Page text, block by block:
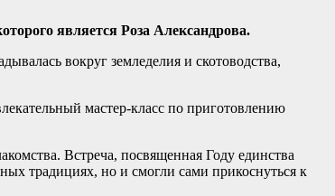
является Роза Александрова.
вокруг земледелия и скотоводства,
мастер-класс по приготовлению
Встреча, посвященная Году единства
традициях, но и смогли сами прикоснуться к